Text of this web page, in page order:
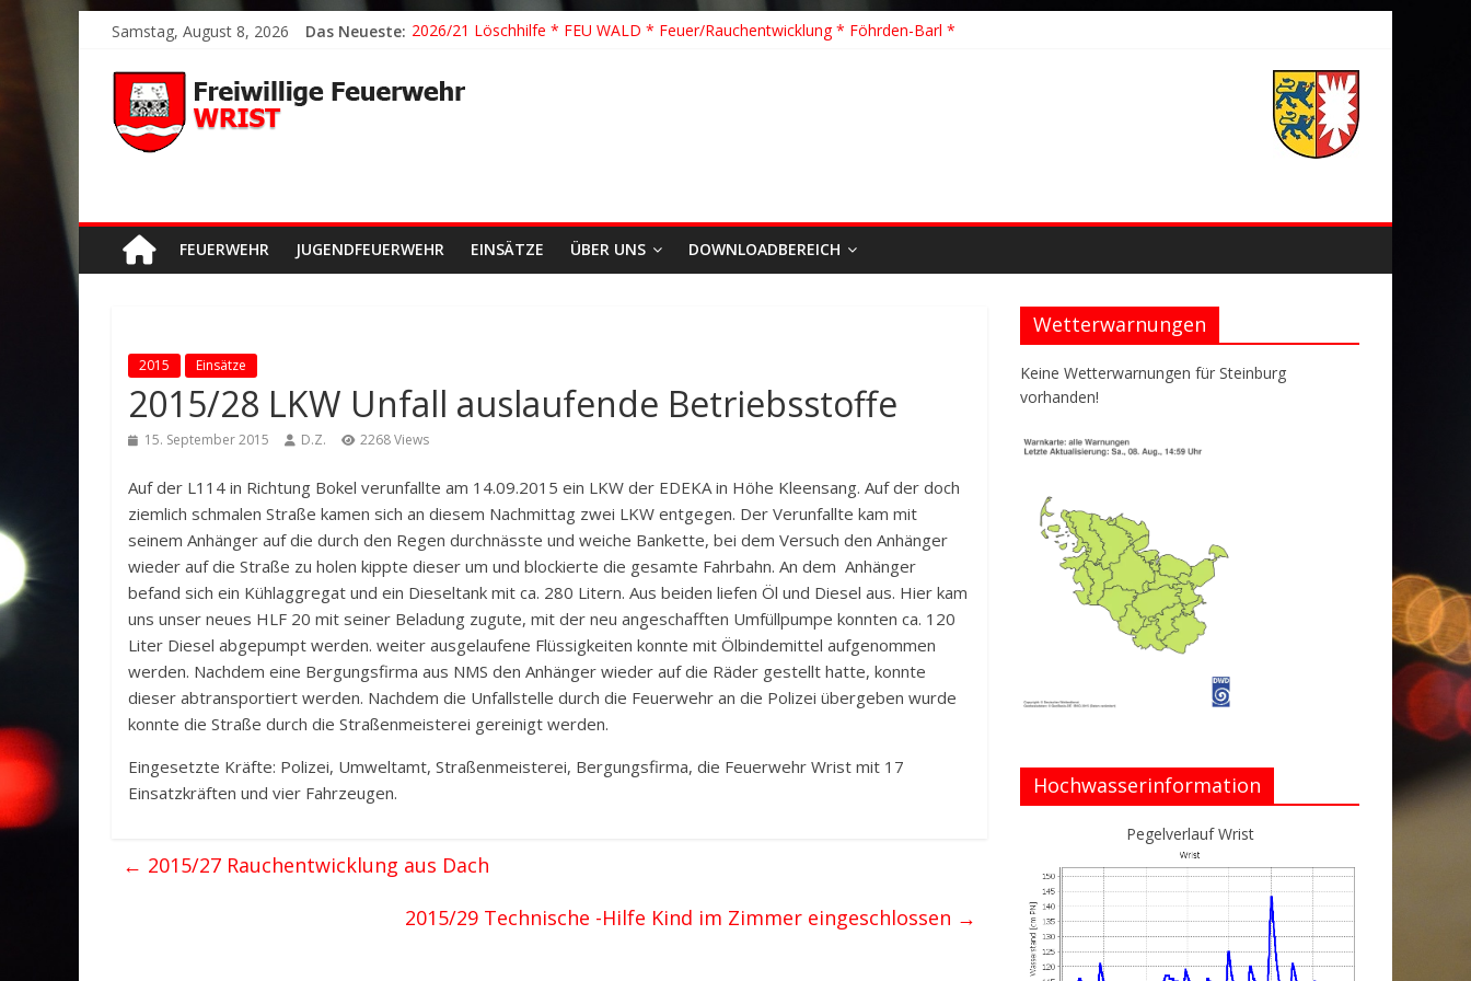
Samstag, August 8, 2026 Das Neueste: 2026/21 Löschhilfe * FEU WALD * Feuer/Rauchentwicklung * Föhrden-Barl *
2026/23 TH K Y * Person in festsitzendem Aufzug *
2026/22 TH Y * VU * 1 Person klemmt * Hingstheide
FEUERWEHR JUGENDFEUERWEHR EINSÄTZE ÜBER UNS DOWNLOADBEREICH
2015 Einsätze
2015/28 LKW Unfall auslaufende Betriebsstoffe
15. September 2015 D.Z. 2268 Views
Auf der L114 in Richtung Bokel verunfallte am 14.09.2015 ein LKW der EDEKA in Höhe Kleensang. Auf der doch
ziemlich schmalen Straße kamen sich an diesem Nachmittag zwei LKW entgegen. Der Verunfallte kam mit
seinem Anhänger auf die durch den Regen durchnässte und weiche Bankette, bei dem Versuch den Anhänger
wieder auf die Straße zu holen kippte dieser um und blockierte die gesamte Fahrbahn. An dem Anhänger
befand sich ein Kühlaggregat und ein Dieseltank mit ca. 280 Litern. Aus beiden liefen Öl und Diesel aus. Hier kam
uns unser neues HLF 20 mit seiner Beladung zugute, mit der neu angeschafften Umfüllpumpe konnten ca. 120
Liter Diesel abgepumpt werden. weiter ausgelaufene Flüssigkeiten konnte mit Ölbindemittel aufgenommen
werden. Nachdem eine Bergungsfirma aus NMS den Anhänger wieder auf die Räder gestellt hatte, konnte
dieser abtransportiert werden. Nachdem die Unfallstelle durch die Feuerwehr an die Polizei übergeben wurde
konnte die Straße durch die Straßenmeisterei gereinigt werden.
Eingesetzte Kräfte: Polizei, Umweltamt, Straßenmeisterei, Bergungsfirma, die Feuerwehr Wrist mit 17
Einsatzkräften und vier Fahrzeugen.
← 2015/27 Rauchentwicklung aus Dach
2015/29 Technische -Hilfe Kind im Zimmer eingeschlossen →
Wetterwarnungen
Keine Wetterwarnungen für Steinburg
vorhanden!
Hochwasserinformation
Pegelverlauf Wrist